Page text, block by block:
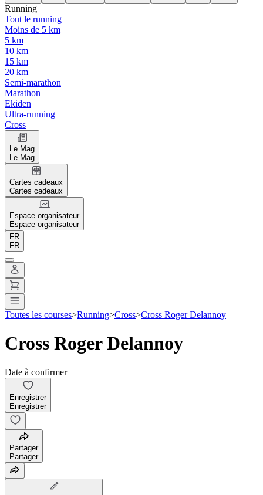
Running
Tout le running
Moins de 5 km
5 km
10 km
15 km
20 km
Semi-marathon
Marathon
Ekiden
Ultra-running
Cross
Le Mag
Le Mag
Cartes cadeaux
Cartes cadeaux
Espace organisateur
Espace organisateur
FR
FR
Toutes les courses>Running>Cross>Cross Roger Delannoy
Cross Roger Delannoy
Date à confirmer
Enregistrer
Enregistrer
Partager
Partager